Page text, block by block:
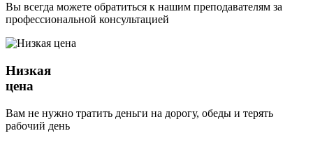
Вы всегда можете обратиться к нашим преподавателям за
профессиональной консультацией
Низкая
цена
Вам не нужно тратить деньги на дорогу, обеды и терять
рабочий день